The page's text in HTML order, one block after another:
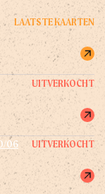
LAATSTE KAARTEN
UITVERKOCHT
UITVERKOCHT
06